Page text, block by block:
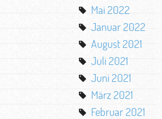
Mai 2022
Januar 2022
August 2021
Juli 2021
Juni 2021
März 2021
Februar 2021